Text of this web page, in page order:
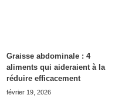
Graisse abdominale : 4
aliments qui aideraient à la
réduire efficacement
février 19, 2026